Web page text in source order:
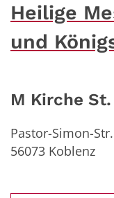
Heilige
und
M Kirche
Pastor-Simon-
56073 Koblenz